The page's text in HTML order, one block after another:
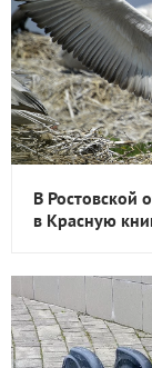
В Ростовской
в Красную